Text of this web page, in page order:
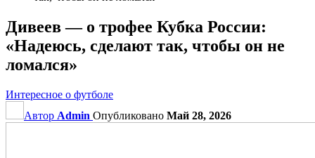
Дивеев — о трофее Кубка России:
«Надеюсь, сделают так, чтобы он не
ломался»
Интересное о футболе
Автор Admin Опубликовано Май 28, 2026